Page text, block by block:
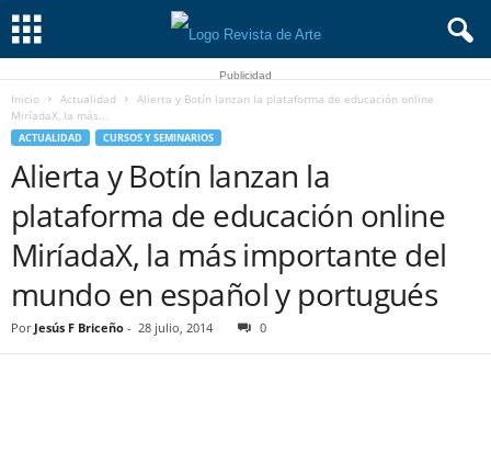
Publicidad
Inicio Actualidad
Alierta y Botín lanzan la plataforma de educación online
MiríadaX, la más...
ACTUALIDAD CURSOS Y SEMINARIOS
Alierta y Botín lanzan la
plataforma de educación online
MiríadaX, la más importante del
mundo en español y portugués
Por Jesús F Briceño - 28 julio, 2014 0